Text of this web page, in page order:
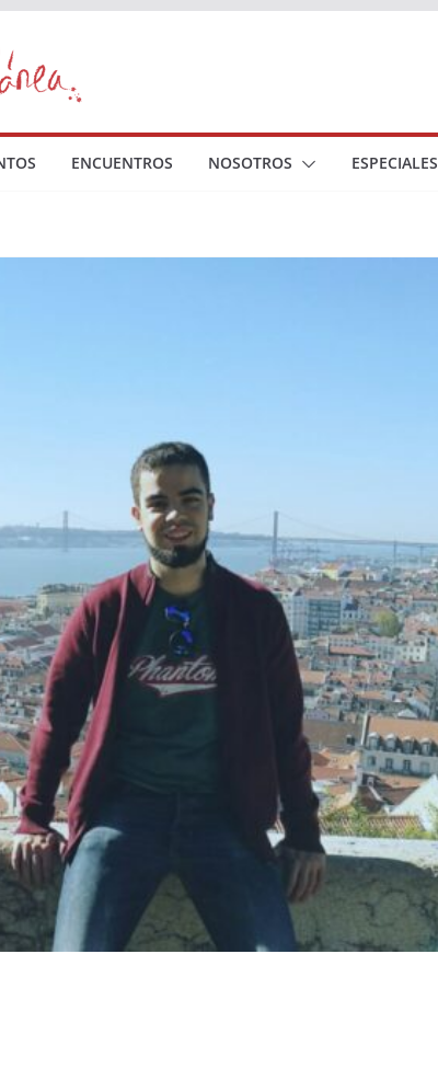
ENCUENTROS NOSOTROS ESPECIALES